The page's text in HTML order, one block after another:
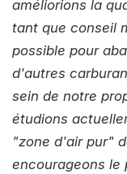
améliorions la
tant que conseil
possible pour
d'autres
sein de notre
étudions
"zone d'air pur"
encourageons le